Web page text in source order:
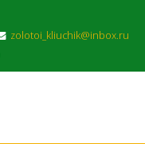
zolotoi_kliuchik@inbox.ru